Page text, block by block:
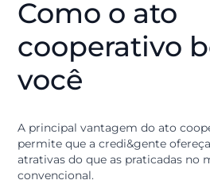
Como a cooperativa é uma
de capitais, o foco está na
favoreçam o crescimento de
Essa diferença de propósito
tratamento legal e tributário
benefícios diretos para o